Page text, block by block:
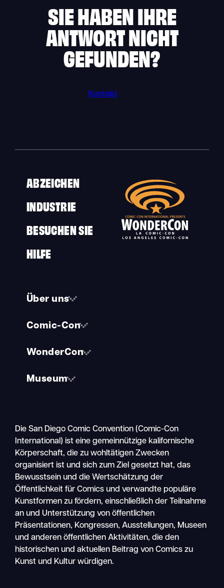
SIE HABEN IHRE
ANTWORT NICHT
GEFUNDEN?
Kontakt
ABZEICHEN
INDUSTRIE
BESUCHEN SIE
HILFE
Über uns
Comic-Con
WonderCon
Museum
Die San Diego Comic Convention (Comic-Con
International) ist eine gemeinnützige kalifornische
Körperschaft, die zu wohltätigen Zwecken
organisiert ist und sich zum Ziel gesetzt hat, das
Bewusstsein und die Wertschätzung der
Öffentlichkeit für Comics und verwandte populäre
Kunstformen zu fördern, einschließlich der Teilnahme
an und Unterstützung von öffentlichen
Präsentationen, Kongressen, Ausstellungen, Museen
und anderen öffentlichen Aktivitäten, die den
historischen und aktuellen Beitrag von Comics zu
Kunst und Kultur würdigen.